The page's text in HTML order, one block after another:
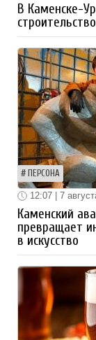
В Каменске-
ПЕРСОНА
12:07 | 7
Каменский
превращает
в искусство